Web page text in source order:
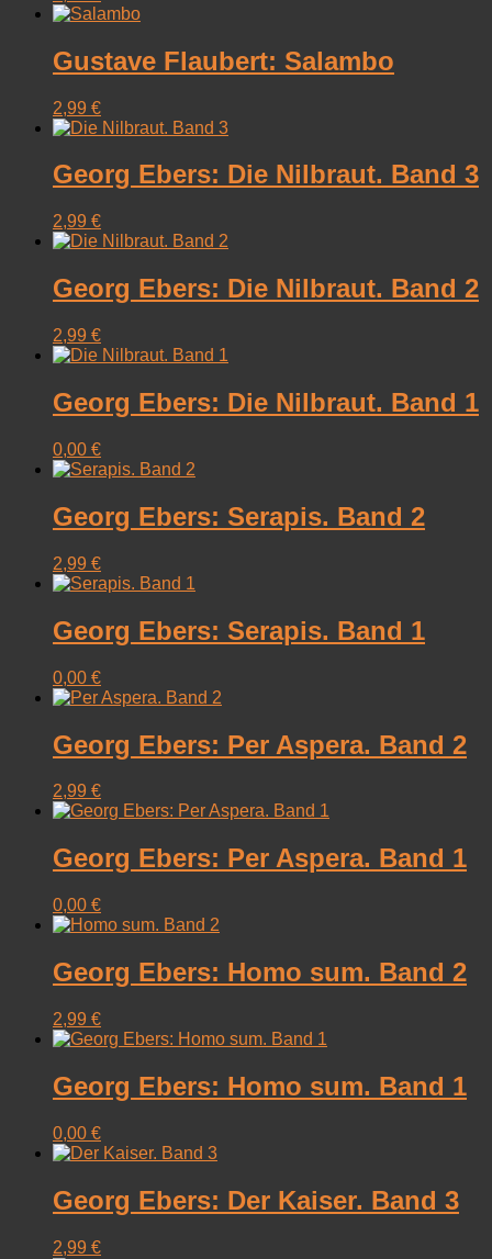
Gustave Flaubert: Salambo
2,99 €
Georg Ebers: Die Nilbraut. Band 3
2,99 €
Georg Ebers: Die Nilbraut. Band 2
2,99 €
Georg Ebers: Die Nilbraut. Band 1
0,00 €
Georg Ebers: Serapis. Band 2
2,99 €
Georg Ebers: Serapis. Band 1
0,00 €
Georg Ebers: Per Aspera. Band 2
2,99 €
Georg Ebers: Per Aspera. Band 1
0,00 €
Georg Ebers: Homo sum. Band 2
2,99 €
Georg Ebers: Homo sum. Band 1
0,00 €
Georg Ebers: Der Kaiser. Band 3
2,99 €